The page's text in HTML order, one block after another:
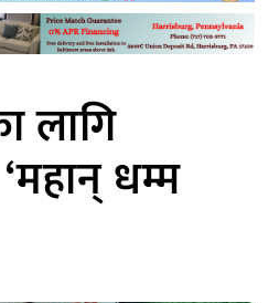
लागि
धम्म